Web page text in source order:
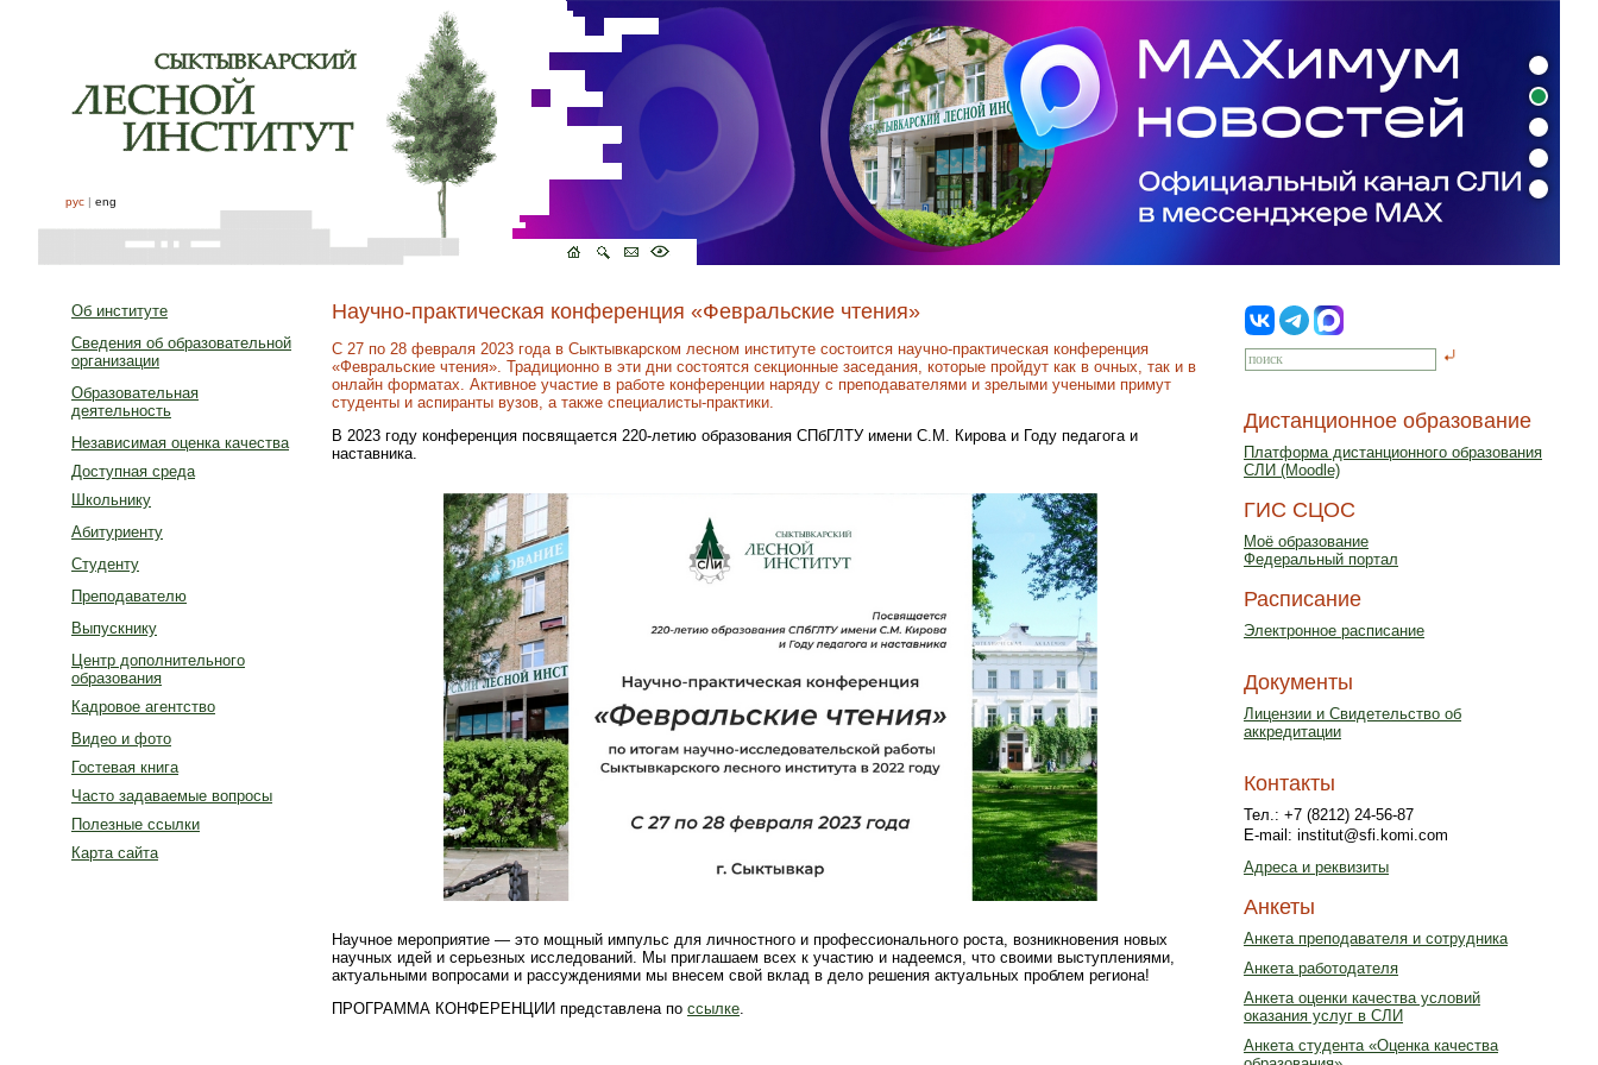
рус | eng
Об институте
Сведения об образовательной
организации
Образовательная
деятельность
Независимая оценка качества
Доступная среда
Школьнику
Абитуриенту
Студенту
Преподавателю
Выпускнику
Центр дополнительного
образования
Кадровое агентство
Видео и фото
Гостевая книга
Часто задаваемые вопросы
Полезные ссылки
Карта сайта
Научно-практическая конференция «Февральские чтения»
С 27 по 28 февраля 2023 года в Сыктывкарском лесном институте состоится научно-практическая конференция
«Февральские чтения». Традиционно в эти дни состоятся секционные заседания, которые пройдут как в очных, так и в
онлайн форматах. Активное участие в работе конференции наряду с преподавателями и зрелыми учеными примут
студенты и аспиранты вузов, а также специалисты-практики.
В 2023 году конференция посвящается 220-летию образования СПбГЛТУ имени С.М. Кирова и Году педагога и
наставника.
Научное мероприятие — это мощный импульс для личностного и профессионального роста, возникновения новых
научных идей и серьезных исследований. Мы приглашаем всех к участию и надеемся, что своими выступлениями,
актуальными вопросами и рассуждениями мы внесем свой вклад в дело решения актуальных проблем региона!
ПРОГРАММА КОНФЕРЕНЦИИ представлена по ссылке
Дистанционное образование
Платформа дистанционного образования
СЛИ (Moodle)
ГИС СЦОС
Моё образование
Федеральный портал
Расписание
Электронное расписание
Документы
Лицензии и Свидетельство об
аккредитации
Контакты
Тел.: +7 (8212) 24-56-87
E-mail: institut@sfi.komi.com
Адреса и реквизиты
Анкеты
Анкета преподавателя и сотрудника
Анкета работодателя
Анкета оценки качества условий
оказания услуг в СЛИ
Анкета студента «Оценка качества